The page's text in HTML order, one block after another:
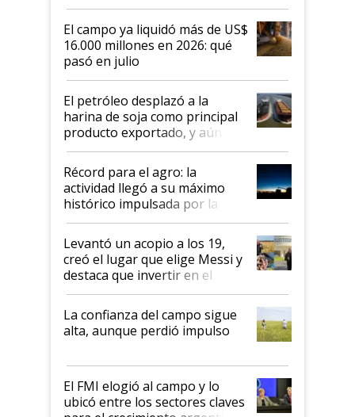
El campo ya liquidó más de US$
16.000 millones en 2026: qué
pasó en julio
El petróleo desplazó a la
harina de soja como principal
producto exportado, y aún así
el agro aportó casi seis de cada
diez dólares y sostuvo el
liderazgo en un semestre
récord
Récord para el agro: la
actividad llegó a su máximo
histórico impulsada por la
cosecha y las exportaciones
Levantó un acopio a los 19,
creó el lugar que elige Messi y
destaca que invertir en el
kirchnerismo era como "darle
plata a un hijo para droga":
Juan Félix Rossetti, el libertario
que de una dura crisis salió
de Milei
La confianza del campo sigue
alta, aunque perdió impulso
El FMI elogió al campo y lo
ubicó entre los sectores claves